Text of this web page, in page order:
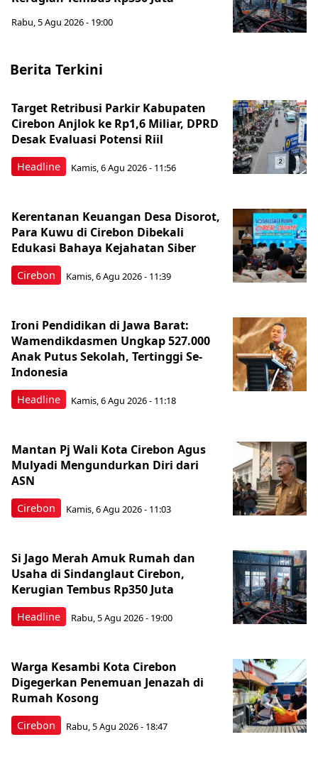
Rabu, 5 Agu 2026 - 19:00
Berita Terkini
Headline
Target Retribusi Parkir Kabupaten
Cirebon Anjlok ke Rp1,6 Miliar, DPRD
Desak Evaluasi Potensi Riil
Kamis, 6 Agu 2026 - 11:56
Cirebon
Kerentanan Keuangan Desa Disorot,
Para Kuwu di Cirebon Dibekali
Edukasi Bahaya Kejahatan Siber
Kamis, 6 Agu 2026 - 11:39
Headline
Ironi Pendidikan di Jawa Barat:
Wamendikdasmen Ungkap 527.000
Anak Putus Sekolah, Tertinggi Se-
Indonesia
Kamis, 6 Agu 2026 - 11:18
Cirebon
Mantan Pj Wali Kota Cirebon Agus
Mulyadi Mengundurkan Diri dari
ASN
Kamis, 6 Agu 2026 - 11:03
Headline
Si Jago Merah Amuk Rumah dan
Usaha di Sindanglaut Cirebon,
Kerugian Tembus Rp350 Juta
Rabu, 5 Agu 2026 - 19:00
Cirebon
Warga Kesambi Kota Cirebon
Digegerkan Penemuan Jenazah di
Rumah Kosong
Rabu, 5 Agu 2026 - 18:47